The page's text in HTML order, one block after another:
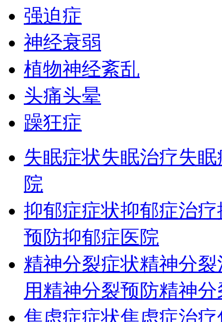
强迫症
神经衰弱
植物神经紊乱
头痛头晕
躁狂症
失眠症状失眠治疗失
院
抑郁症症状抑郁症治疗
预防抑郁症医院
精神分裂症状精神分裂
用精神分裂预防精神
焦虑症症状焦虑症治疗